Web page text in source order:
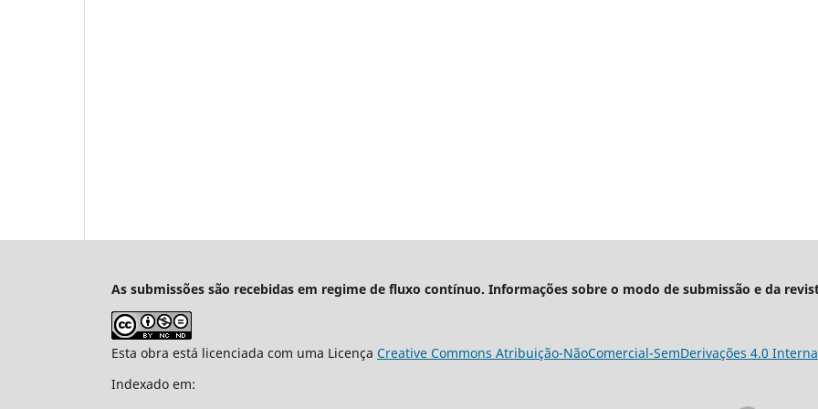
As submissões são recebidas em regime de fluxo contínuo. Informações sobre o modo de submissão e da
Esta obra está licenciada com uma Licença Creative Commons Atribuição-NãoComercial-SemDerivações 4.0
Indexado em: